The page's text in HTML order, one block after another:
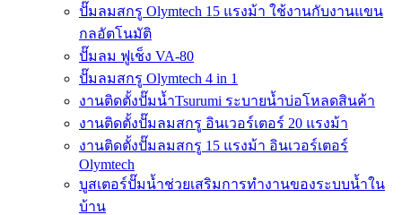
ปั๊มลมสกรู Olymtech 15 แรงม้า ใช้งานกับงานแขน
กลอัตโนมัติ
ปั๊มลม ฟูเช็ง VA-80
ปั๊มลมสกรู Olymtech 4 in 1
งานติดตั้งปั๊มน้ำTsurumi ระบายน้ำบ่อโหลดสินค้า
งานติดตั้งปั๊มลมสกรู อินเวอร์เตอร์ 20 แรงม้า
งานติดตั้งปั๊มลมสกรู 15 แรงม้า อินเวอร์เตอร์
Olymtech
บูสเตอร์ปั๊มน้ำช่วยเสริมการทำงานของระบบน้ำใน
บ้าน